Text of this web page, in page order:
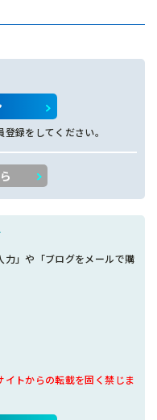
録をしてください。
力」や「ブログをメールで購
トからの転載を固く禁じま